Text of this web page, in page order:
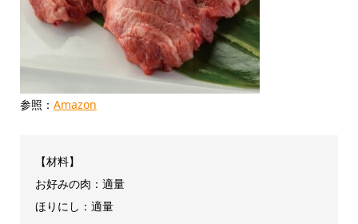
参照： Amazon
【材料】
お好みの肉：適量
ほりにし：適量